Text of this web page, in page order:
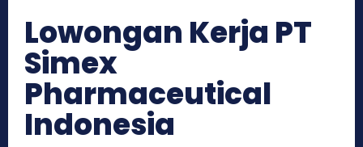
Lowongan Kerja PT
Simex
Pharmaceutical
Indonesia